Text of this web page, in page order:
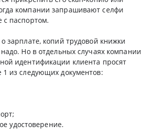
компании запрашивают селфи
с паспортом.
зарплате, копий трудовой книжки
Но в отдельных случаях компании
идентификации клиента просят
1 из следующих документов:
удостоверение.